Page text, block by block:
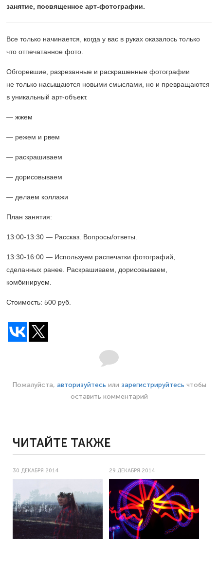
занятие, посвященное арт-фотографии.
Все только начинается, когда у вас в руках оказалось только
что отпечатанное фото.
Обгоревшие, разрезанные и раскрашенные фотографии
не только насыщаются новыми смыслами, но и превращаются
в уникальный арт-объект.
— жжем
— режем и рвем
— раскрашиваем
— дорисовываем
— делаем коллажи
План занятия:
13:00-13:30 — Рассказ. Вопросы/ответы.
13:30-16:00 — Используем распечатки фотографий,
сделанных ранее. Раскрашиваем, дорисовываем,
комбинируем.
Стоимость: 500 руб.
Пожалуйста, авторизуйтесь или зарегистрируйтесь чтобы
оставить комментарий
ЧИТАЙТЕ ТАКЖЕ
30 ДЕКАБРЯ 2014 29 ДЕКАБРЯ 2014